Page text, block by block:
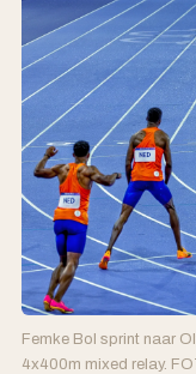
Femke Bol sprint naar
4x400m mixed relay.